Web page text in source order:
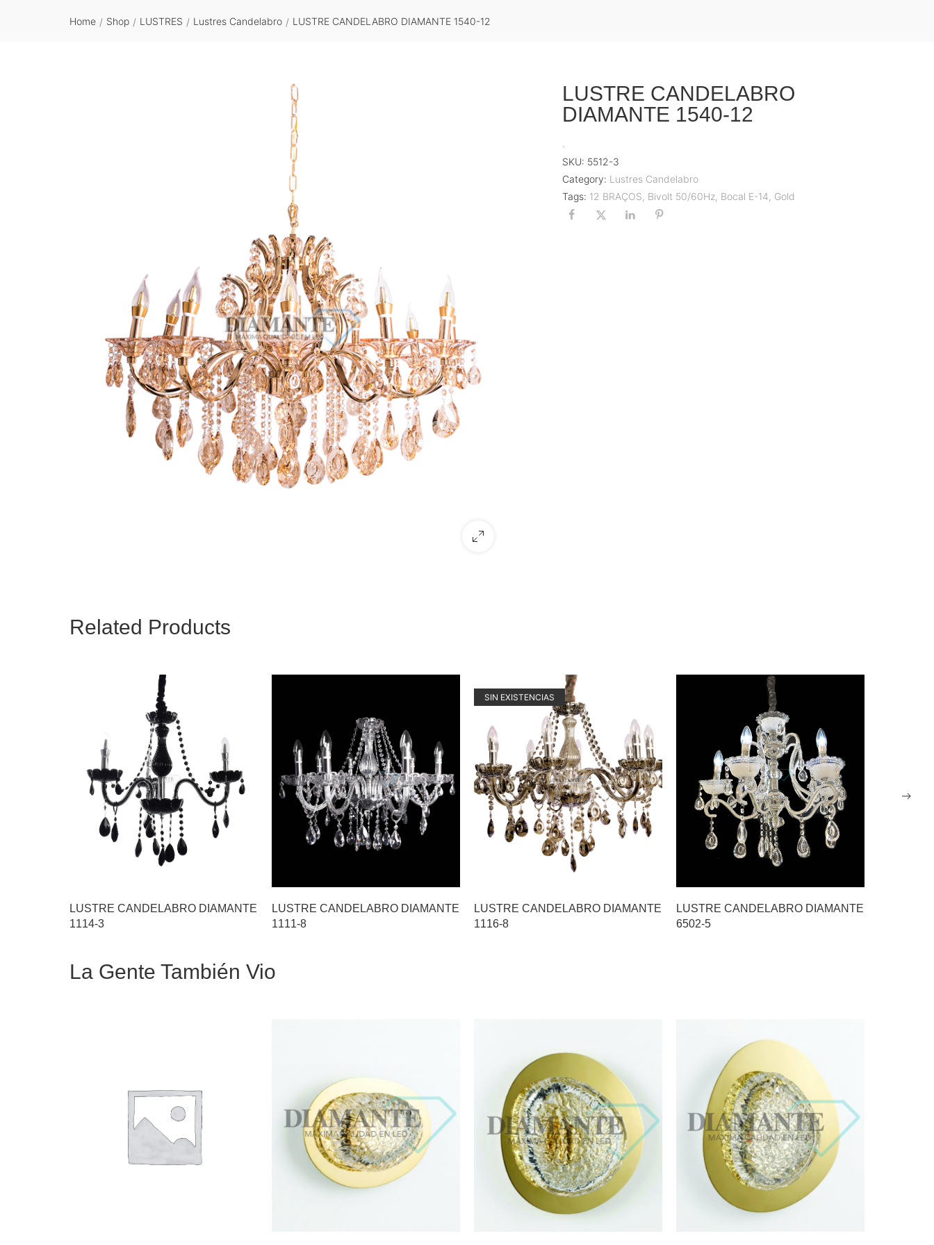
Home / Shop / LUSTRES / Lustres Candelabro / LUSTRE CANDELABRO DIAMANTE 1540-12
LUSTRE CANDELABRO
DIAMANTE 1540-12
.
SKU: 5512-3
Category: Lustres Candelabro
Tags: 12 BRAÇOS, Bivolt 50/60Hz, Bocal E-14, Gold
Related Products
LUSTRE CANDELABRO DIAMANTE
1114-3
LUSTRE CANDELABRO DIAMANTE
1111-8
SIN EXISTENCIAS
LUSTRE CANDELABRO DIAMANTE
1116-8
LUSTRE CANDELABRO DIAMANTE
6502-5
La Gente También Vio